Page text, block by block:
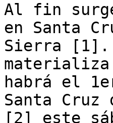
Al fin
en Santa
Sierra [1].
materializa
habrá el
Santa
[2] este